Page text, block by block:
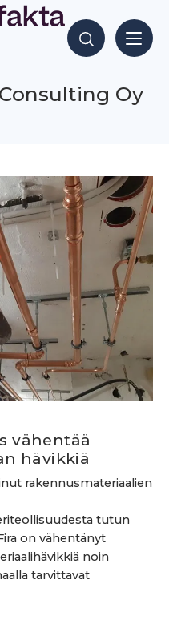
Hae sisältöjä
Oy
vähentää
hävikkiä
rakennusmateriaalien
tutun
on vähentänyt
noin
tarvittavat